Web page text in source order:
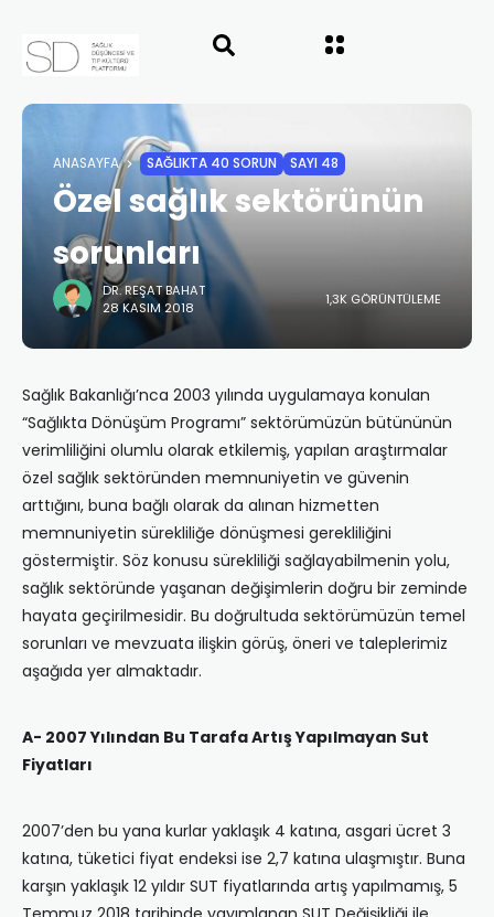
ANASAYFA SAĞLIKTA 40 SORUN SAYI 48
Özel sağlık sektörünün
sorunları
DR. REŞAT BAHAT
28 KASIM 2018
1,3K GÖRÜNTÜLEME
Sağlık Bakanlığı’nca 2003 yılında uygulamaya konulan
“Sağlıkta Dönüşüm Programı” sektörümüzün bütününün
verimliliğini olumlu olarak etkilemiş, yapılan araştırmalar
özel sağlık sektöründen memnuniyetin ve güvenin
arttığını, buna bağlı olarak da alınan hizmetten
memnuniyetin sürekliliğe dönüşmesi gerekliliğini
göstermiştir. Söz konusu sürekliliği sağlayabilmenin yolu,
sağlık sektöründe yaşanan değişimlerin doğru bir zeminde
hayata geçirilmesidir. Bu doğrultuda sektörümüzün temel
sorunları ve mevzuata ilişkin görüş, öneri ve taleplerimiz
aşağıda yer almaktadır.
A- 2007 Yılından Bu Tarafa Artış Yapılmayan Sut
Fiyatları
2007’den bu yana kurlar yaklaşık 4 katına, asgari ücret 3
katına, tüketici fiyat endeksi ise 2,7 katına ulaşmıştır. Buna
karşın yaklaşık 12 yıldır SUT fiyatlarında artış yapılmamış, 5